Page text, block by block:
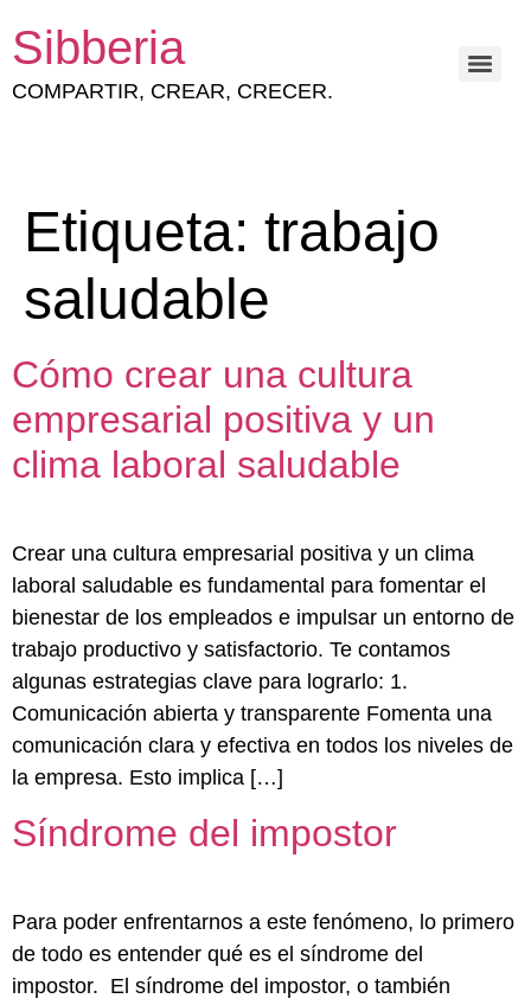
Sibberia
COMPARTIR, CREAR, CRECER.
Etiqueta: trabajo
saludable
Cómo crear una cultura
empresarial positiva y un
clima laboral saludable
Crear una cultura empresarial positiva y un clima
laboral saludable es fundamental para fomentar el
bienestar de los empleados e impulsar un entorno de
trabajo productivo y satisfactorio. Te contamos
algunas estrategias clave para lograrlo: 1.
Comunicación abierta y transparente Fomenta una
comunicación clara y efectiva en todos los niveles de
la empresa. Esto implica […]
Síndrome del impostor
Para poder enfrentarnos a este fenómeno, lo primero
de todo es entender qué es el síndrome del
impostor. El síndrome del impostor, o también